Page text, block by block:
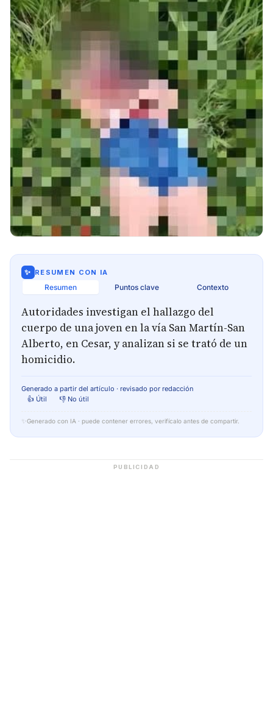
✨ RESUMEN CON IA
Resumen Puntos clave Contexto
Autoridades investigan el hallazgo del
cuerpo de una joven en la vía San Martín-San
Alberto, en Cesar, y analizan si se trató de un
homicidio.
Generado a partir del artículo · revisado por redacción
👍 Útil
👎 No útil
✨ Generado con IA · puede contener errores, verifícalo antes de compartir.
PUBLICIDAD